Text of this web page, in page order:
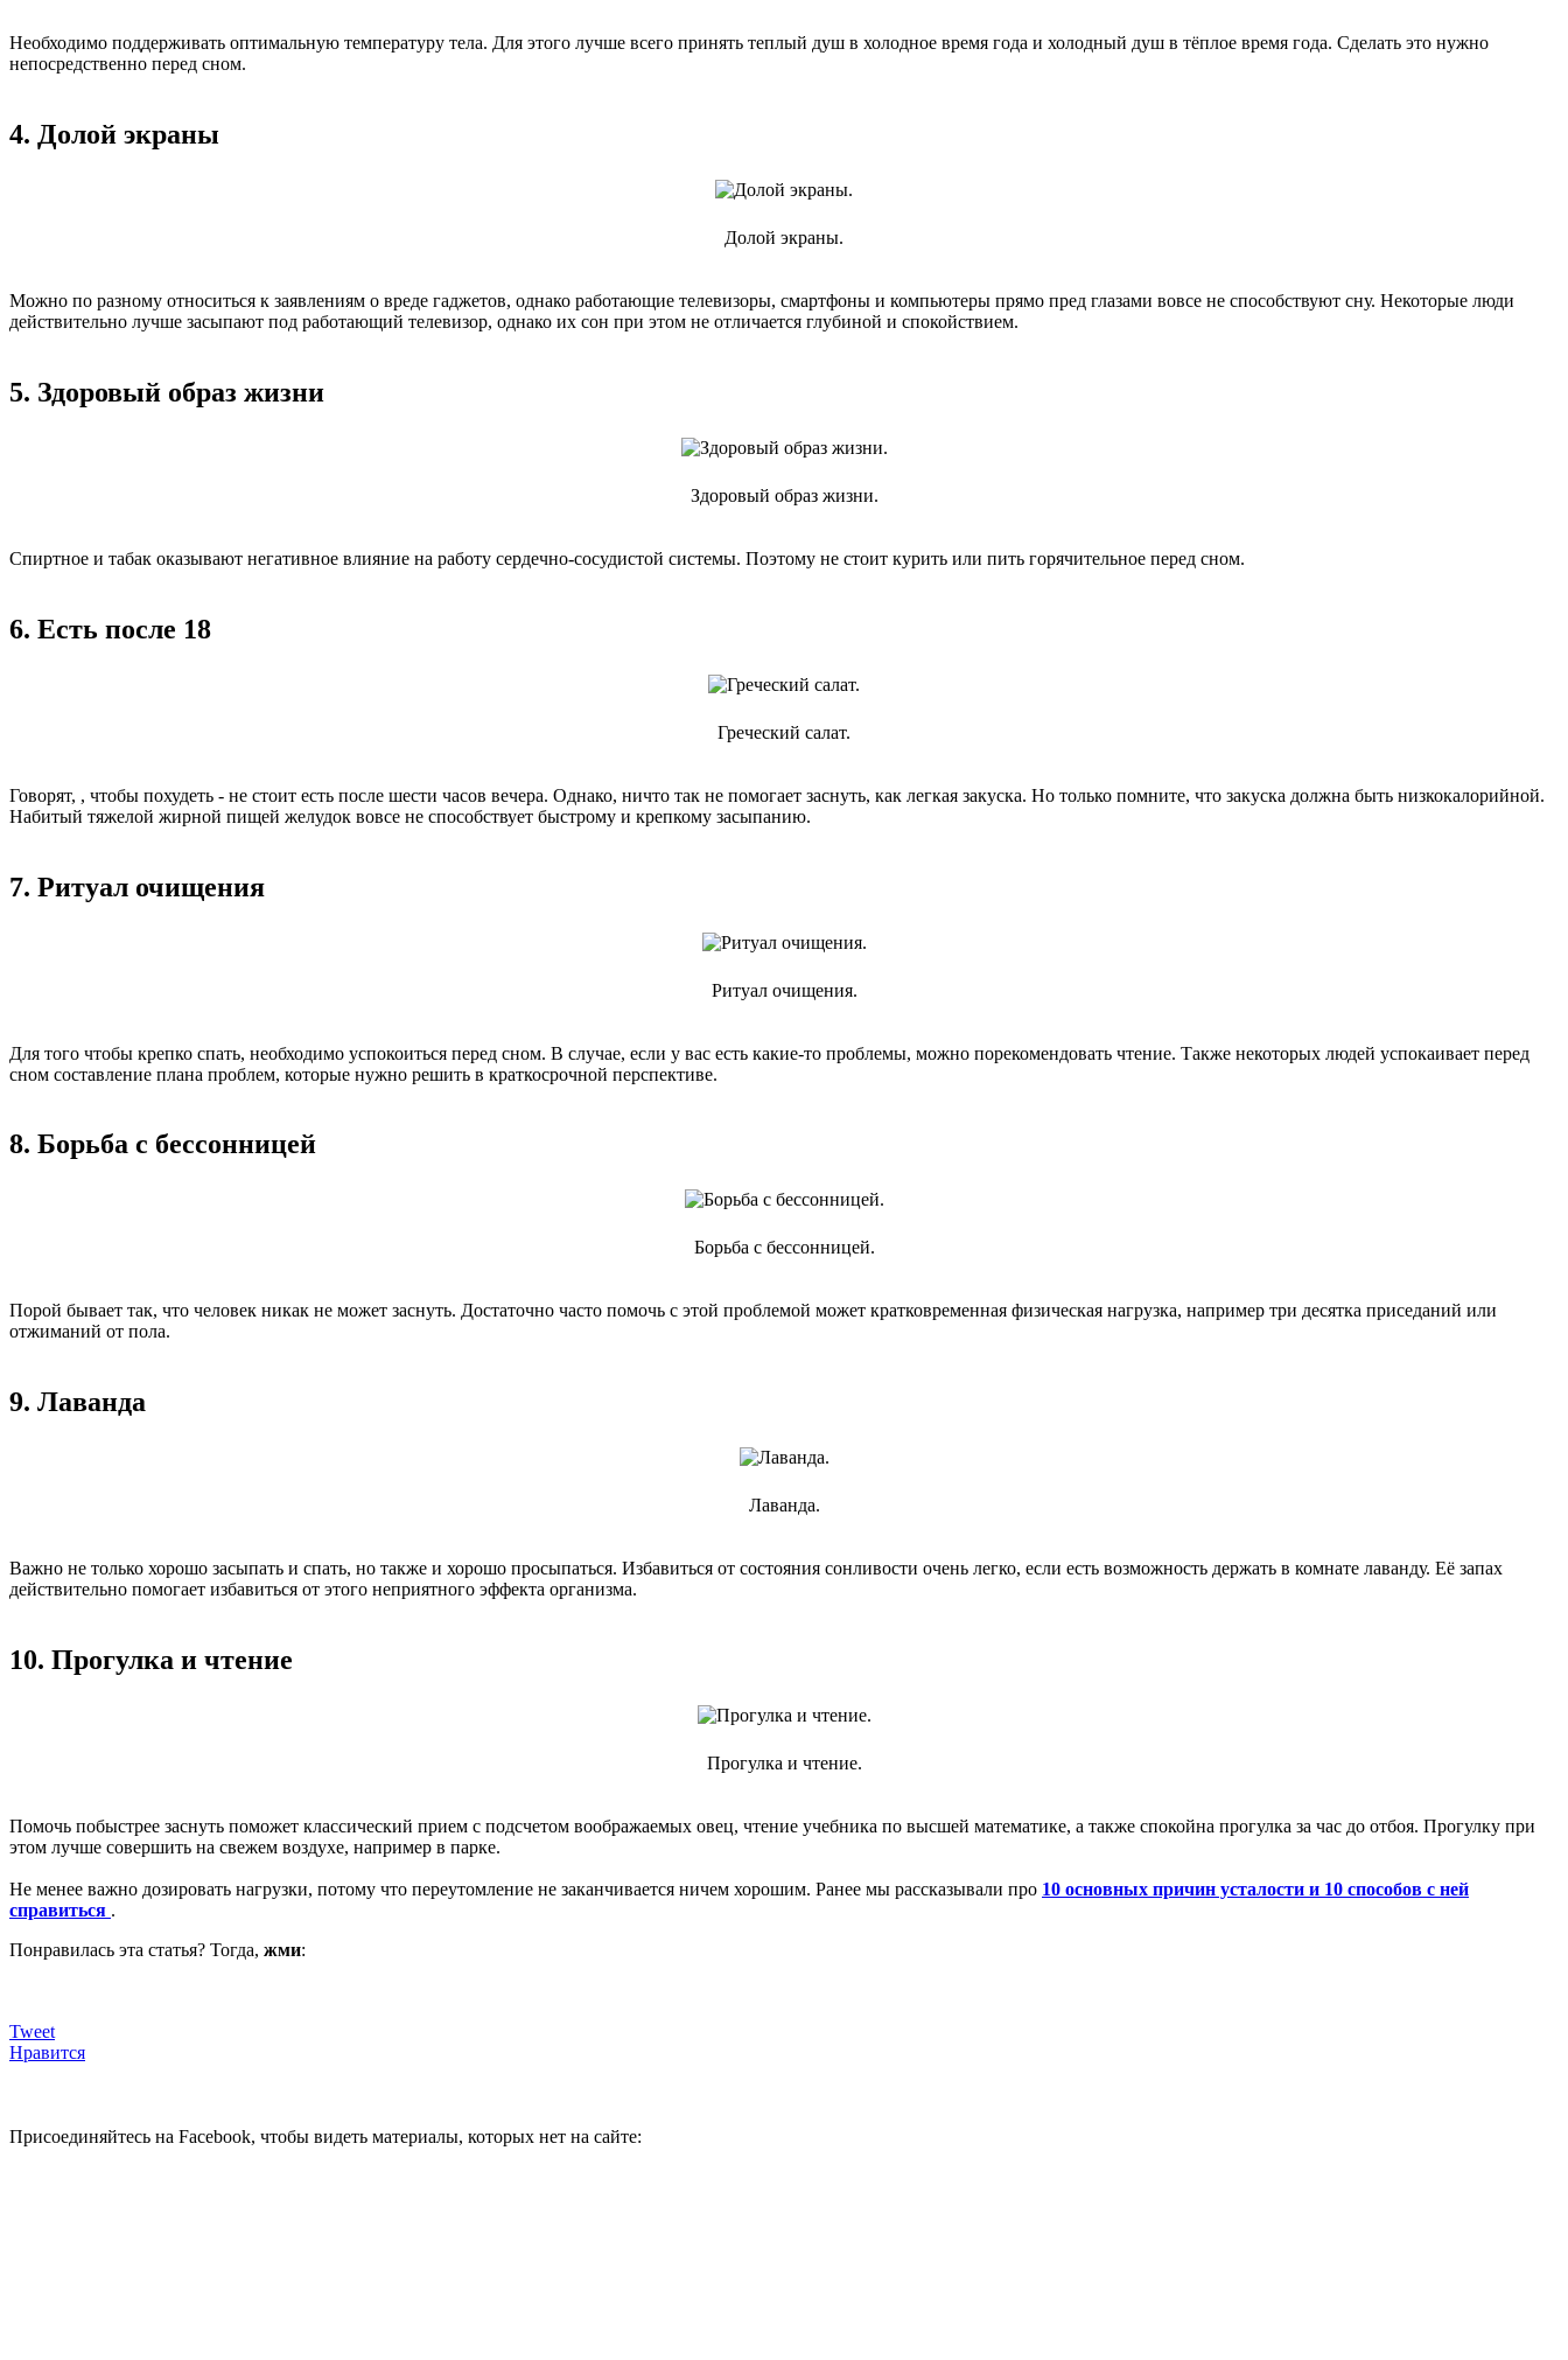
Необходимо поддерживать оптимальную температуру тела. Для этого лучше всего принять теплый душ в холодное время года и холодный душ в тёплое время года. Сделать это нужно
непосредственно перед сном.
4. Долой экраны
Долой экраны.
Можно по разному относиться к заявлениям о вреде гаджетов, однако работающие телевизоры, смартфоны и компьютеры прямо пред глазами вовсе не способствуют сну. Некоторые люди
действительно лучше засыпают под работающий телевизор, однако их сон при этом не отличается глубиной и спокойствием.
5. Здоровый образ жизни
Здоровый образ жизни.
Спиртное и табак оказывают негативное влияние на работу сердечно-сосудистой системы. Поэтому не стоит курить или пить горячительное перед сном.
6. Есть после 18
Греческий салат.
Говорят, , чтобы похудеть - не стоит есть после шести часов вечера. Однако, ничто так не помогает заснуть, как легкая закуска. Но только помните, что закуска должна быть низкокалорийной.
Набитый тяжелой жирной пищей желудок вовсе не способствует быстрому и крепкому засыпанию.
7. Ритуал очищения
Ритуал очищения.
Для того чтобы крепко спать, необходимо успокоиться перед сном. В случае, если у вас есть какие-то проблемы, можно порекомендовать чтение. Также некоторых людей успокаивает перед
сном составление плана проблем, которые нужно решить в краткосрочной перспективе.
8. Борьба с бессонницей
Борьба с бессонницей.
Порой бывает так, что человек никак не может заснуть. Достаточно часто помочь с этой проблемой может кратковременная физическая нагрузка, например три десятка приседаний или
отжиманий от пола.
9. Лаванда
Лаванда.
Важно не только хорошо засыпать и спать, но также и хорошо просыпаться. Избавиться от состояния сонливости очень легко, если есть возможность держать в комнате лаванду. Её запах
действительно помогает избавиться от этого неприятного эффекта организма.
10. Прогулка и чтение
Прогулка и чтение.
Помочь побыстрее заснуть поможет классический прием с подсчетом воображаемых овец, чтение учебника по высшей математике, а также спокойна прогулка за час до отбоя. Прогулку при
этом лучше совершить на свежем воздухе, например в парке.
Не менее важно дозировать нагрузки, потому что переутомление не заканчивается ничем хорошим. Ранее мы рассказывали про 10 основных причин усталости и 10 способов с ней
справиться .
Понравилась эта статья? Тогда, жми:
Tweet
Нравится
Присоединяйтесь на Facebook, чтобы видеть материалы, которых нет на сайте: